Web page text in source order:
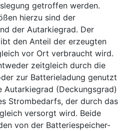
getroffen werden.
hierzu sind der
der Autarkiegrad. Der
den Anteil der erzeugten
vor Ort verbraucht wird.
zeitgleich durch die
zur Batterieladung genutzt
Autarkiegrad (Deckungsgrad)
Strombedarfs, der durch das
versorgt wird. Beide
von der Batteriespeicher-